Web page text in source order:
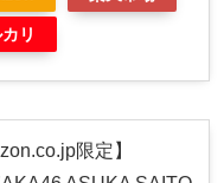
リ
限定】